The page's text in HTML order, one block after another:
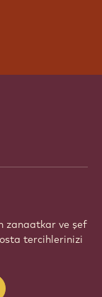
zanaatkar ve şef
tercihlerinizi